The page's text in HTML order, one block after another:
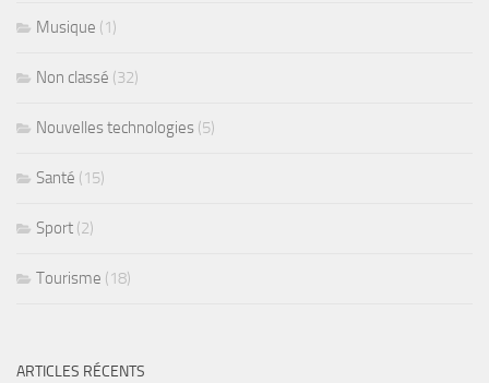
Musique (1)
Non classé (32)
Nouvelles technologies (5)
Santé (15)
Sport (2)
Tourisme (18)
ARTICLES RÉCENTS